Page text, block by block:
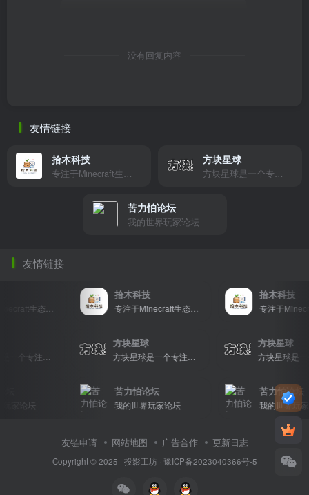
没有回复内容
友情链接
拾木科技 方块星球
苦力怕论坛
我的世界玩家论坛
友情链接
专注于Minecraft生态建设
拾木科技
专注于Minecraft生态建设
拾木科技
方块星球 方块星球
苦力怕论坛
我的世界玩家论坛
苦力怕论坛
我的世界玩家论
友链申请 网站地图 广告合作 更新日志
Copyright © 2025 · 投影工坊· 豫ICP备2023040366号-5